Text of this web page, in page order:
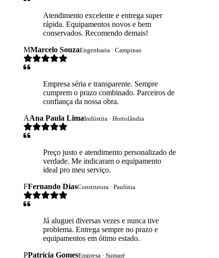
Atendimento excelente e entrega super
rápida. Equipamentos novos e bem
conservados. Recomendo demais!
MMarcelo SouzaEngenharia · Campinas
Empresa séria e transparente. Sempre
cumprem o prazo combinado. Parceiros de
confiança da nossa obra.
AAna Paula LimaIndústria · Hortolândia
Preço justo e atendimento personalizado de
verdade. Me indicaram o equipamento
ideal pro meu serviço.
FFernando DiasConstrutora · Paulínia
Já aluguei diversas vezes e nunca tive
problema. Entrega sempre no prazo e
equipamentos em ótimo estado.
PPatrícia GomesEmpresa · Sumaré